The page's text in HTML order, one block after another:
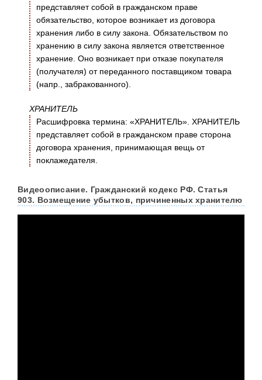
представляет собой в гражданском праве
обязательство, которое возникает из договора
хранения либо в силу закона. Обязательством по
хранению в силу закона является ответственное
хранение. Оно возникает при отказе покупателя
(получателя) от переданного поставщиком товара
(напр., забракованного).
ХРАНИТЕЛЬ
Расшифровка термина: «ХРАНИТЕЛЬ». ХРАНИТЕЛЬ
представляет собой в гражданском праве сторона
договора хранения, принимающая вещь от
поклажедателя.
Видеоописание. Гражданский кодекс РФ. Статья
903. Возмещение убытков, причиненных хранителю